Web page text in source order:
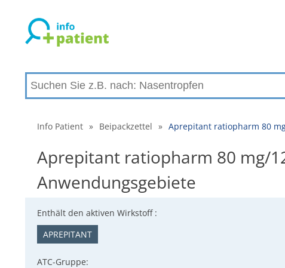
Info Patient » Beipackzettel » Aprepitant ratiopharm 80
Aprepitant ratiopharm 80 mg/
Anwendungsgebiete
Enthält den aktiven Wirkstoff :
APREPITANT
ATC-Gruppe: